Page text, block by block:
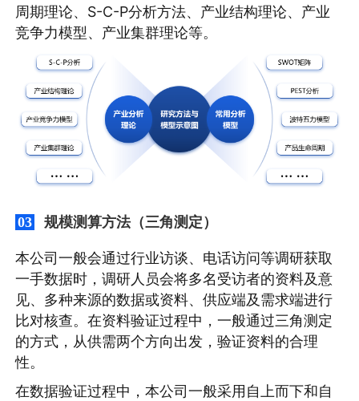
周期理论、S-C-P分析方法、产业结构理论、产业
竞争力模型、产业集群理论等。
03 规模测算方法（三角测定）
本公司一般会通过行业访谈、电话访问等调研获取
一手数据时，调研人员会将多名受访者的资料及意
见、多种来源的数据或资料、供应端及需求端进行
比对核查。在资料验证过程中，一般通过三角测定
的方式，从供需两个方向出发，验证资料的合理
性。
在数据验证过程中，本公司一般采用自上而下和自